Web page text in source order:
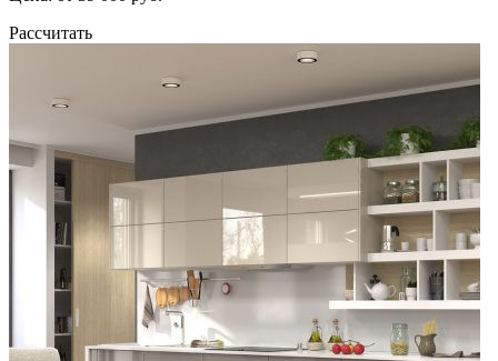
Рассчитать